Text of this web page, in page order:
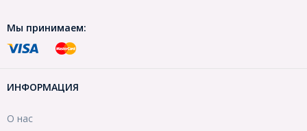
Мы принимаем:
ИНФОРМАЦИЯ
О нас